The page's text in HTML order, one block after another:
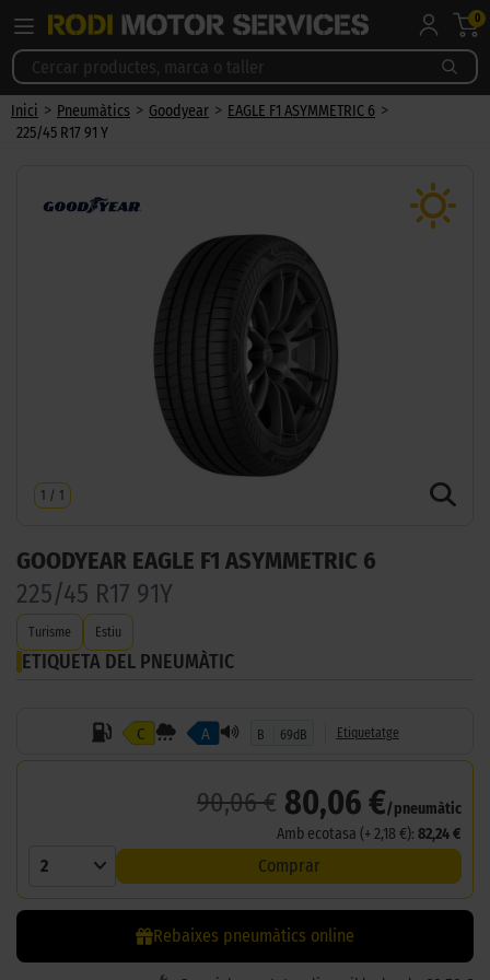
0
Inici > Pneumàtics > Goodyear > EAGLE F1 ASYMMETRIC 6 >
225/45 R17 91 Y
1 / 1
GOODYEAR EAGLE F1 ASYMMETRIC 6
225/45 R17 91Y
Turisme Estiu
ETIQUETA DEL PNEUMÀTIC
C A B 69dB Etiquetatge
90,06 € 80,06 €/pneumàtic
Amb ecotasa (+ 2,18 €): 82,24 €
2 Comprar
Rebaixes pneumàtics online